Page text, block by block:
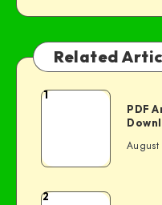
Related
1
PDF
2